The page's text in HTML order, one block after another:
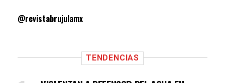
@revistabrujulamx
TENDENCIAS